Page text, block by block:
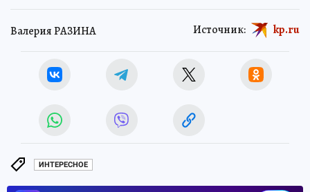
Валерия РАЗИНА Источник: kp.ru
ИНТЕРЕСНОЕ